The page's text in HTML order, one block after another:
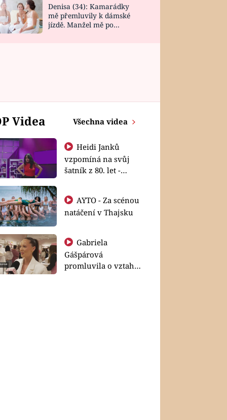
Denisa (34): Kamarádky
mě přemluvily k dámské
jízdě. Manžel mě po
Videa Všechna videa
Heidi Janků
vzpomíná na svůj
šatník z 80. let -
natáčení v Thajsku
Gabriela
Gášpárová
promluvila o vztahu